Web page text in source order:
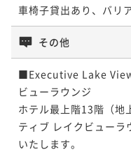
車椅子貸出あり、バリ
その他
■Executive Lake
ビューラウンジ
ホテル最上階13階（地
ティブ レイクビュー
いたします。